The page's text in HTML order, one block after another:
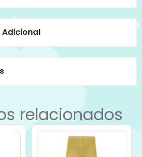
relacionados